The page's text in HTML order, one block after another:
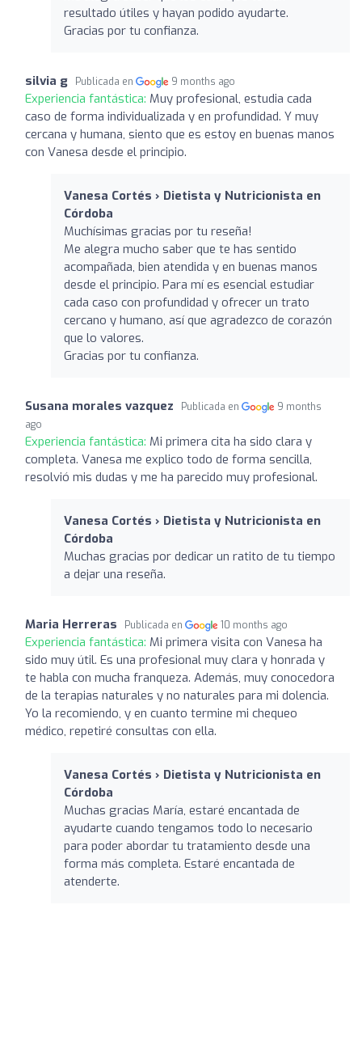
resultado útiles y hayan podido ayudarte.
Gracias por tu confianza.
silvia g Publicada en 9 months ago
Experiencia fantástica: Muy profesional, estudia cada
caso de forma individualizada y en profundidad. Y muy
cercana y humana, siento que es estoy en buenas manos
con Vanesa desde el principio.
Vanesa Cortés › Dietista y Nutricionista en
Córdoba
Muchísimas gracias por tu reseña!
Me alegra mucho saber que te has sentido
acompañada, bien atendida y en buenas manos
desde el principio. Para mí es esencial estudiar
cada caso con profundidad y ofrecer un trato
cercano y humano, así que agradezco de corazón
que lo valores.
Gracias por tu confianza.
Susana morales vazquez Publicada en
9 months
ago
Experiencia fantástica: Mi primera cita ha sido clara y
completa. Vanesa me explico todo de forma sencilla,
resolvió mis dudas y me ha parecido muy profesional.
Vanesa Cortés › Dietista y Nutricionista en
Córdoba
Muchas gracias por dedicar un ratito de tu tiempo
a dejar una reseña.
Maria Herreras Publicada en 10 months ago
Experiencia fantástica: Mi primera visita con Vanesa ha
sido muy útil. Es una profesional muy clara y honrada y
te habla con mucha franqueza. Además, muy conocedora
de la terapias naturales y no naturales para mi dolencia.
Yo la recomiendo, y en cuanto termine mi chequeo
médico, repetiré consultas con ella.
Vanesa Cortés › Dietista y Nutricionista en
Córdoba
Muchas gracias María, estaré encantada de
ayudarte cuando tengamos todo lo necesario
para poder abordar tu tratamiento desde una
forma más completa. Estaré encantada de
atenderte.